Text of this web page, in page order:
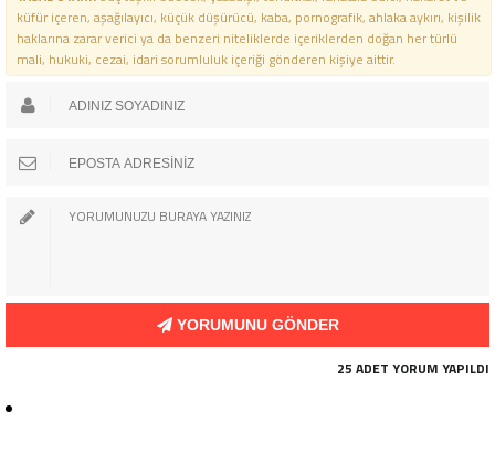
küfür içeren, aşağılayıcı, küçük düşürücü, kaba, pornografik, ahlaka aykırı, kişilik
haklarına zarar verici ya da benzeri niteliklerde içeriklerden doğan her türlü
mali, hukuki, cezai, idari sorumluluk içeriği gönderen kişiye aittir.
YORUMUNU GÖNDER
25 ADET YORUM YAPILDI